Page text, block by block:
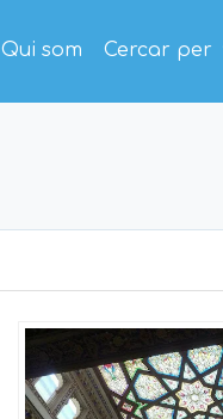
Qui som Cercar per